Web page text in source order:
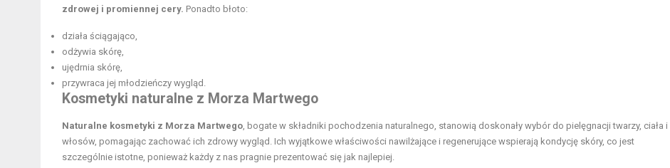
zdrowej i promiennej cery. Ponadto błoto:
działa ściągająco,
odżywia skórę,
ujędrnia skórę,
przywraca jej młodzieńczy wygląd.
Kosmetyki naturalne z Morza Martwego
Naturalne kosmetyki z Morza Martwego, bogate w składniki pochodzenia naturalnego, stanowią doskonały wybór do pielęgnacji twarzy, ciała i
włosów, pomagając zachować ich zdrowy wygląd. Ich wyjątkowe właściwości nawilżające i regenerujące wspierają kondycję skóry, co jest
szczególnie istotne, ponieważ każdy z nas pragnie prezentować się jak najlepiej.